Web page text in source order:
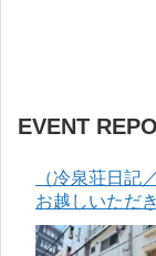
EVENT
（冷泉荘日記
お越しいただ